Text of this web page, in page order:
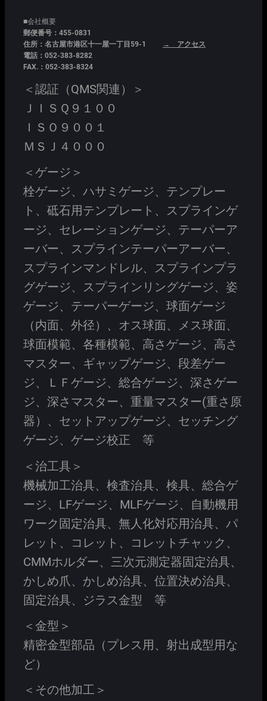
■会社概要
郵便番号：455-0831
住所：名古屋市港区十一屋一丁目59-1
→ アクセス
電話：052-383-8282
FAX.：052-383-8324
＜認証（QMS関連）＞
ＪＩＳＱ９１００
ＩＳＯ９００１
ＭＳＪ４０００
＜ゲージ＞
栓ゲージ、ハサミゲージ、テンプレー
ト、砥石用テンプレート、スプラインゲ
ージ、セレーションゲージ、テーパーア
ーバー、スプラインテーパーアーバー、
スプラインマンドレル、スプラインプラ
グゲージ、スプラインリングゲージ、姿
ゲージ、テーパーゲージ、球面ゲージ
（内面、外径）、オス球面、メス球面、
球面模範、各種模範、高さゲージ、高さ
マスター、ギャップゲージ、段差ゲー
ジ、ＬＦゲージ、総合ゲージ、深さゲー
ジ、深さマスター、重量マスター(重さ原
器）、セットアップゲージ、セッチング
ゲージ、ゲージ校正 等
＜治工具＞
機械加工治具、検査治具、検具、総合ゲ
ージ、LFゲージ、MLFゲージ、自動機用
ワーク固定治具、無人化対応用治具、パ
レット、コレット、コレットチャック、
CMMホルダー、三次元測定器固定治具、
かしめ爪、かしめ治具、位置決め治具、
固定治具、ジラス金型 等
＜金型＞
精密金型部品（プレス用、射出成型用な
ど）
＜その他加工＞